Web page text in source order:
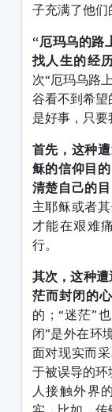
子充满了他们
“厄玛乌的路
找人生的经
次“厄玛乌路
谷看不到希望
是好事，只要
首先，这种
稣的信仰目
清楚自己的
主耶稣或者
才能在艰难
行。
其次，这种
茫而封闭的
的；“迷茫”
闭”是外在环
面对现实而
于被误导的环
人接触外界